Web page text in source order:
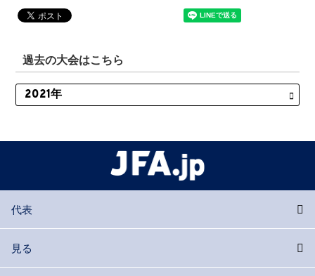
過去の大会はこちら
代表
見る